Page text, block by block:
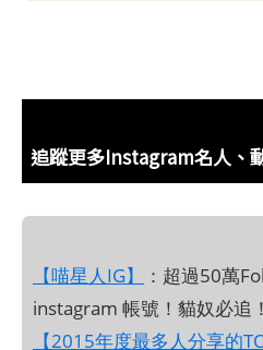
追蹤更多Instagram名人、
【喵星人IG】
：超過50萬
instagram 帳號！貓奴必追！
【2015年度最多人分享的